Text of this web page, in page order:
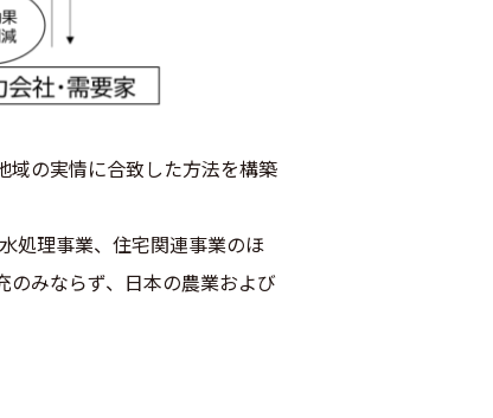
域の実情に合致した方法を構築
処理事業、住宅関連事業のほ
みならず、日本の農業および